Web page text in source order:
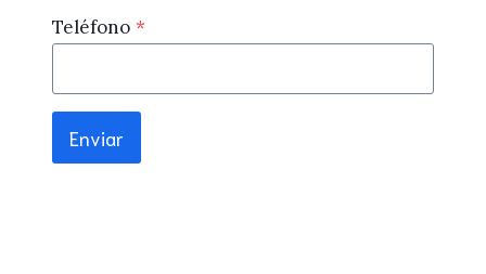
Teléfono *
Enviar